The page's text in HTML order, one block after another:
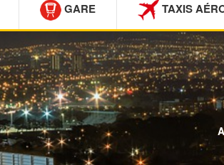
GARE TAXIS